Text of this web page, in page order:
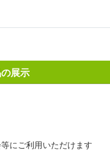
展示
にご利用いただけます